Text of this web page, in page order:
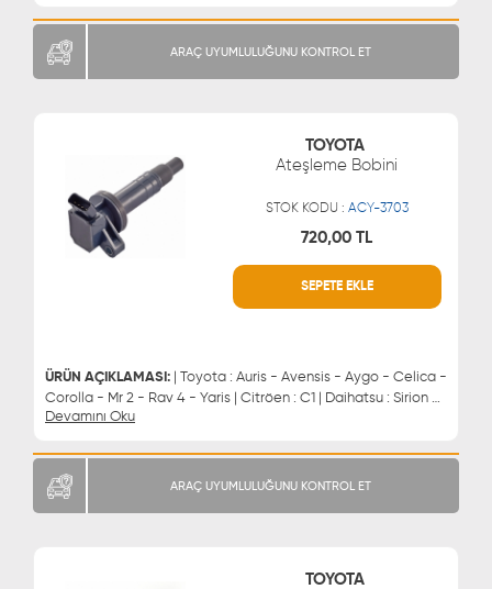
ARAÇ UYUMLULUĞUNU KONTROL ET
TOYOTA
Ateşleme Bobini
STOK KODU : ACY-3703
720,00 TL
SEPETE EKLE
ÜRÜN AÇIKLAMASI: | Toyota : Auris - Avensis - Aygo - Celica -
Corolla - Mr 2 - Rav 4 - Yaris | Citröen : C1 | Daihatsu : Sirion -
Cuore | Peugeot : 107 - 108 | Subaru : Justy | Ateşleme Bobini (
Devamını Oku
MÜŞTERİ HİZMETLERİ
ARAÇ UYUMLULUĞUNU KONTROL ET
TOYOTA